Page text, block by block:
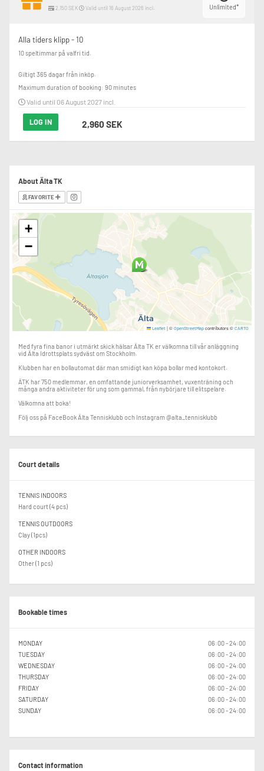
Unlimited*
2,150 SEK Valid until 16 August 2026 incl.
Alla tiders klipp - 10
10 speltimmar på valfri tid.
Giltigt 365 dagar från inköp.
Maximum duration of booking: 90 minutes
Valid until 06 August 2027 incl.
LOG IN 2,960 SEK
About Älta TK
FAVORITE
+
−
Leaflet |© OpenStreetMap contributors © CARTO
Med fyra fina banor i utmärkt skick hälsar Älta TK er välkomna till vår anläggning
vid Älta Idrottsplats sydväst om Stockholm.
Klubben har en bollautomat där man smidigt kan köpa bollar med kontokort.
ÄTK har 750 medlemmar, en omfattande juniorverksamhet, vuxenträning och
många andra aktiviteter för ung som gammal, från nybörjare till elitspelare.
Välkomna att boka!
Följ oss på FaceBook Älta Tennisklubb och Instagram @alta_tennisklubb
Court details
TENNIS INDOORS
Hard court (4 pcs)
TENNIS OUTDOORS
Clay (1pcs)
OTHER INDOORS
Other (1 pcs)
Bookable times
MONDAY
06:00 - 24:00
TUESDAY
06:00 - 24:00
WEDNESDAY
06:00 - 24:00
THURSDAY
06:00 - 24:00
FRIDAY
06:00 - 24:00
SATURDAY
06:00 - 24:00
SUNDAY
06:00 - 24:00
Contact information